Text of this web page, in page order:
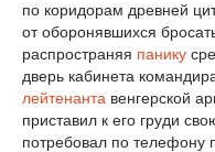
по коридорам древней
от оборонявшихся
распространяя панику
дверь кабинета
лейтенанта венгерской
приставил к его груди
потребовал по телефону